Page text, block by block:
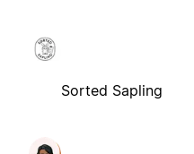
Sorted Sapling